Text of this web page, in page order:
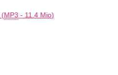
(MP3 - 11.4 Mio)